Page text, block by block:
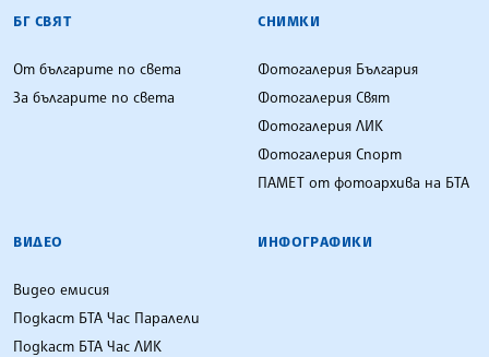
БГ СВЯТ
От българите по света
За българите по света
СНИМКИ
Фотогалерия България
Фотогалерия Свят
Фотогалерия ЛИК
Фотогалерия Спорт
ПАМЕТ от фотоархива на БТА
ВИДЕО
Видео емисия
Подкаст БТА Час Паралели
Подкаст БТА Час ЛИК
ИНФОГРАФИКИ